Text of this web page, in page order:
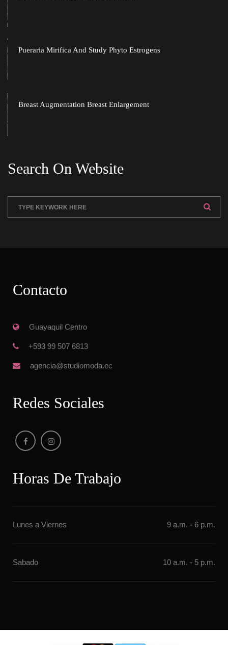
Pueraria Mirifica And Study Phyto Estrogen
Breast Augmentation Breast Enlargement
Search On Website
Contacto
Guayaquil Centro
+593 99 507 6813
agencia@studiomoda.ec
Redes Sociale
Horas De Trabajo
Lunes a Vierne 9 a.m. - 6 p.m.
Sabado 10 a.m. - 5 p.m.